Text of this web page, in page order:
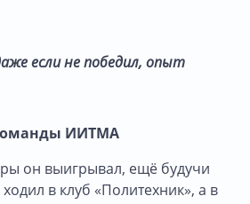
если не победил, опыт
ИИТМА
он выигрывал, ещё будучи
в клуб «Политехник», а в